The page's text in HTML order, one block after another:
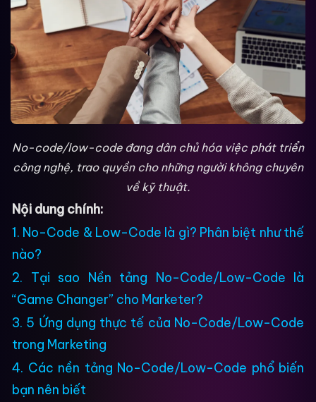
No-code/low-code đang dân chủ hóa việc phát triển
công nghệ, trao quyền cho những người không chuyên
về kỹ thuật.
Nội dung chính:
1. No-Code & Low-Code là gì? Phân biệt như thế
nào?
2. Tại sao Nền tảng No-Code/Low-Code là
“Game Changer” cho Marketer?
3. 5 Ứng dụng thực tế của No-Code/Low-Code
trong Marketing
4. Các nền tảng No-Code/Low-Code phổ biến
bạn nên biết